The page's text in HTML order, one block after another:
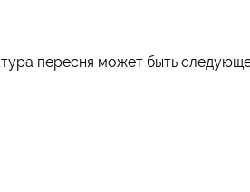
пересня может быть